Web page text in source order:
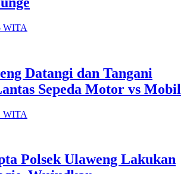
WITA
Datangi dan Tangani
Sepeda Motor vs Mobil
WITA
Polsek Ulaweng Lakukan